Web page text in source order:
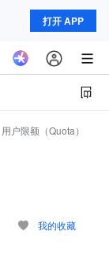
打开 APP
用户限额（Quota）
我的收藏